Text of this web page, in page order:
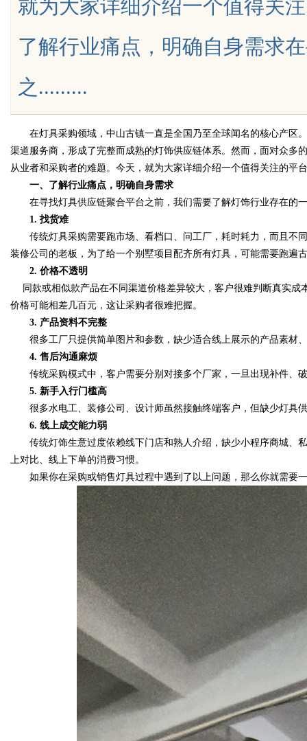
Bo
ar
就为大家详细介绍一个值得关
了解行业痛点，明确自身需求
之.........
在灯具采购领域，中山古镇一直是全国乃至全球闻名的核心产区
渠道服务商，形成了完整而成熟的灯饰供应链体系。然而，面对众多
从业者和采购者的难题。今天，就为大家详细介绍一个值得关注的
一、了解行业痛点，明确自身需求
在寻找灯具供应链聚合平台之前，我们需要了解灯饰行业存在的
1. 找货难
传统灯具采购需要跑市场、看档口、问工厂，耗时耗力，而且不
装修公司的老板，为了给一个别墅项目配齐所有灯具，可能需要跑遍
2. 价格不透明
同款或相似款产品在不同渠道价格差异较大，客户很难判断真实成
价格可能相差几百元，这让采购者很难把握。
3. 产品资料不完整
很多工厂只提供简单图片和参数，缺少适合线上展示的产品素材
4. 售后沟通麻烦
传统采购模式中，客户需要分别对接多个厂家，一旦出现补件、
5. 新手入行门槛高
很多水电工、装修公司、设计师虽然接触终端客户，但缺少灯具
6. 线上成交能力弱
传统灯饰生意过度依赖线下门店和熟人介绍，缺少小程序商城、
上对比、线上下单的消费习惯。
如果你在采购或销售灯具过程中遇到了以上问题，那么你就需要